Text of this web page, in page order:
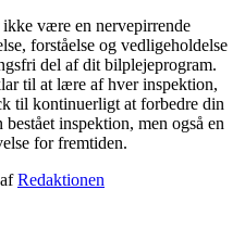
være en nervepirrende
forståelse og vedligeholdelse
del af dit bilplejeprogram.
til at lære af hver inspektion,
til kontinuerligt at forbedre din
inspektion, men også en
for fremtiden.
Redaktionen